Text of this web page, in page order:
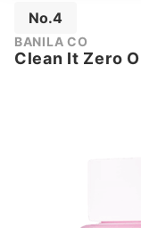
No.4
BANILA CO
Clean It Zero